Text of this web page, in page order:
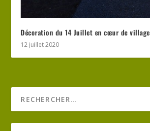
Décoration du 14 Juillet en cœur de village
12 juillet 2020